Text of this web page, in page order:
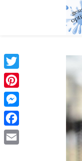
Twitter
Pinterest
Messenger
Facebook